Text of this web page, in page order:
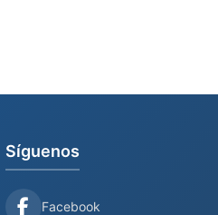
Síguenos
Facebook